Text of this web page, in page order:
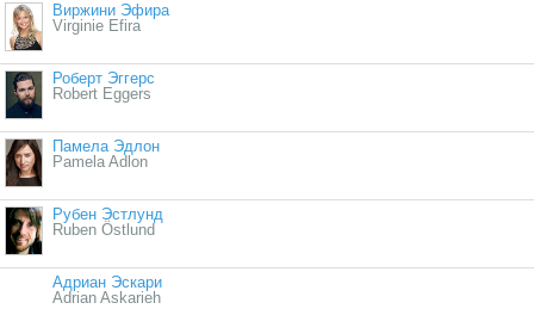
Виржини Эфира
Virginie Efira
Роберт Эггерс
Robert Eggers
Памела Эдлон
Pamela Adlon
Рубен Эстлунд
Ruben Östlund
Адриан Эскари
Adrian Askarieh